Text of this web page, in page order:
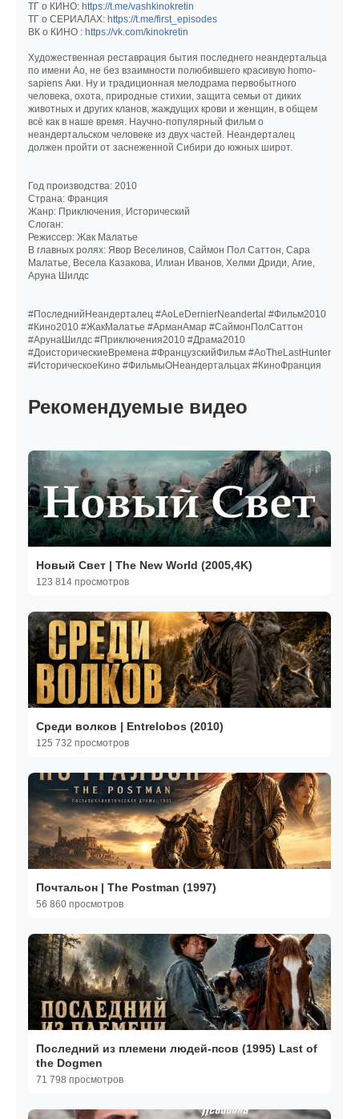
ТГ о КИНО: https://t.me/vashkinokretin
ТГ о СЕРИАЛАХ: https://t.me/first_episodes
ВК о КИНО : https://vk.com/kinokretin
Художественная реставрация бытия последнего неандертальца
по имени Ао, не без взаимности полюбившего красивую homo-
sapiens Аки. Ну и традиционная мелодрама первобытного
человека, охота, природные стихии, защита семьи от диких
животных и других кланов, жаждущих крови и женщин, в общем
всё как в наше время. Научно-популярный фильм о
неандертальском человеке из двух частей. Неандерталец
должен пройти от заснеженной Сибири до южных широт.
Год производства: 2010
Страна: Франция
Жанр: Приключения, Исторический
Слоган:
Режиссер: Жак Малатье
В главных ролях: Явор Веселинов, Саймон Пол Саттон, Сара
Малатье, Весела Казакова, Илиан Иванов, Хелми Дриди, Агие,
Аруна Шилдс
#ПоследнийНеандерталец #AoLeDernierNeandertal #Фильм2010
#Кино2010 #ЖакМалатье #АрманАмар #СаймонПолСаттон
#АрунаШилдс #Приключения2010 #Драма2010
#ДоисторическиеВремена #ФранцузскийФильм #AoTheLastHunter
#ИсторическоеКино #ФильмыОНеандертальцах #КиноФранция
Рекомендуемые видео
Новый Свет | The New World (2005,4K)
123 814 просмотров
Среди волков | Entrelobos (2010)
125 732 просмотров
Почтальон | The Postman (1997)
56 860 просмотров
Последний из племени людей-псов (1995) Last of
the Dogmen
71 798 просмотров